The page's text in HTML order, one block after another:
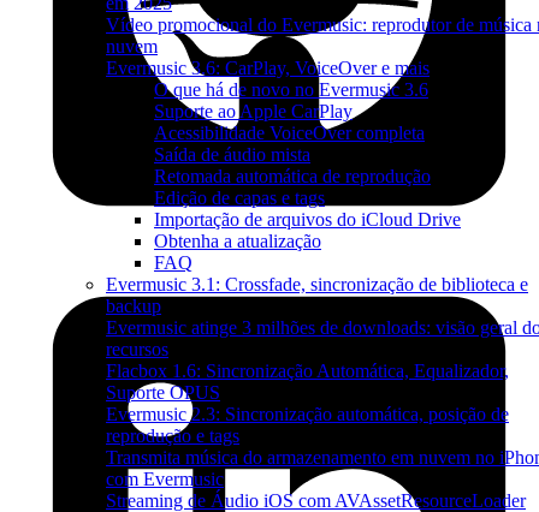
Vídeo promocional do Evermusic: reprodutor de música
nuvem
Evermusic 3.6: CarPlay, VoiceOver e mais
O que há de novo no Evermusic 3.6
Suporte ao Apple CarPlay
Acessibilidade VoiceOver completa
Saída de áudio mista
Retomada automática de reprodução
Edição de capas e tags
Importação de arquivos do iCloud Drive
Obtenha a atualização
FAQ
Evermusic 3.1: Crossfade, sincronização de biblioteca e
backup
Evermusic atinge 3 milhões de downloads: visão geral
recursos
Flacbox 1.6: Sincronização Automática, Equalizador,
Suporte OPUS
Evermusic 2.3: Sincronização automática, posição de
reprodução e tags
Transmita música do armazenamento em nuvem no
com Evermusic
Streaming de Áudio iOS com AVAssetResourceLoader